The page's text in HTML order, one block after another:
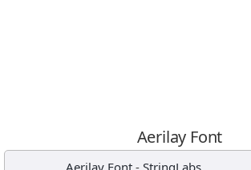
Aerilay Font
Aerilay Font - StringLabs